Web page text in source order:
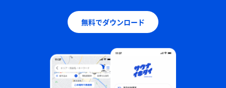
無料でダウンロード